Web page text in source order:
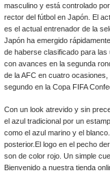
masculino y está controlado
rector del fútbol en Japón. El
es el actual entrenador de la
Japón ha emergido
de haberse clasificado para
con avances en la segunda
de la AFC en cuatro
segundo en la Copa FIFA
Con un look atrevido y sin
el azul tradicional por un
como el azul marino y el
posterior.El logo en el pecho
son de color rojo. Un simple
Bienvenido a nuestra tienda